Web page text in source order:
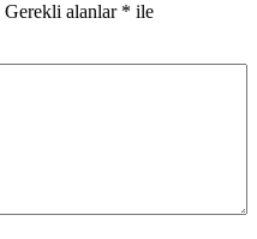
Gerekli alanlar * ile